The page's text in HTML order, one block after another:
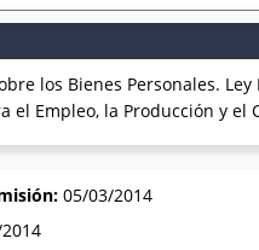
los Bienes Personales.
el Empleo, la Producción y
05/03/2014